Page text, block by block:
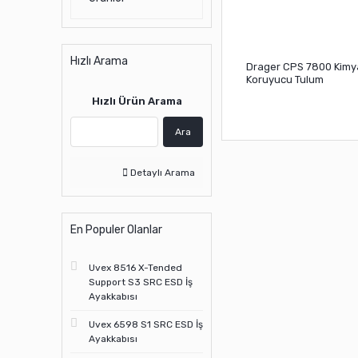
Hızlı Arama
Hızlı Ürün Arama
Ara
Detaylı Arama
En Populer Olanlar
Uvex 8516 X-Tended
Support S3 SRC ESD İş
Ayakkabısı
Uvex 6598 S1 SRC ESD İş
Ayakkabısı
Drager CPS 7800
Koruyucu Tulum